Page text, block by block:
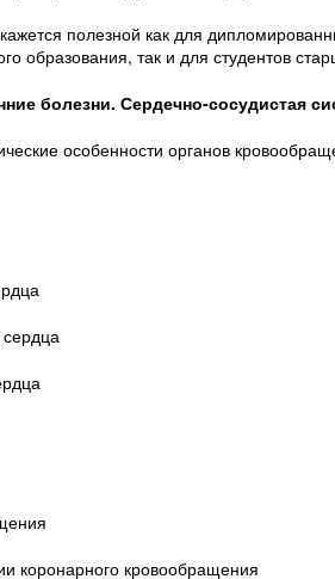
полезной как для
образования, так и для студентов
болезни. Сердечно-сосудистая
особенности органов
коронарного кровообращения